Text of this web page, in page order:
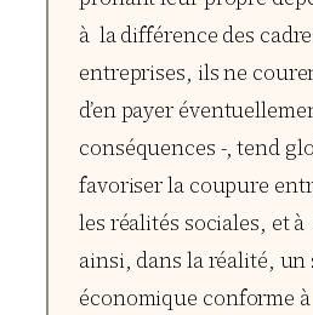
à la différence des
entreprises, ils ne
d’en payer
conséquences -, tend
favoriser la coupure
les réalités sociales, et
ainsi, dans la réalité, un
économique conforme